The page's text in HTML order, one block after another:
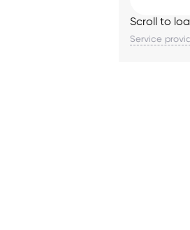
Scroll to
Service